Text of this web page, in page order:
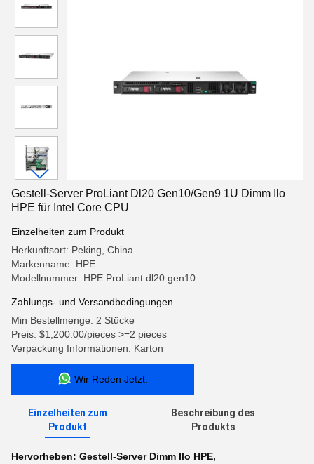
Gestell-Server ProLiant Dl20 Gen10/Gen9 1U Dimm Ilo
HPE für Intel Core CPU
Einzelheiten zum Produkt
Herkunftsort: Peking, China
Markenname: HPE
Modellnummer: HPE ProLiant dl20 gen10
Zahlungs- und Versandbedingungen
Min Bestellmenge: 2 Stücke
Preis: $1,200.00/pieces >=2 pieces
Verpackung Informationen: Karton
Wir Reden Jetzt.
Einzelheiten zum
Produkt
Beschreibung des
Produkts
Hervorheben: Gestell-Server Dimm Ilo HPE,